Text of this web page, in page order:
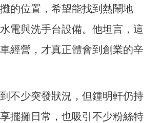
的位置，希望能找到熱鬧地
電與洗手台設備。他坦言，這
經營，才真正體會到創業的辛
不少突發狀況，但鍾明軒仍持
擺攤日常，也吸引不少粉絲特